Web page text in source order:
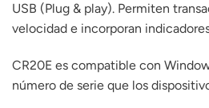
USB (Plug & play). Permiten
velocidad e incorporan
CR20E es compatible con
número de serie que los